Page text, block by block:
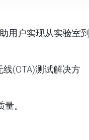
用户实现从实验室到
(OTA)测试解决方
。